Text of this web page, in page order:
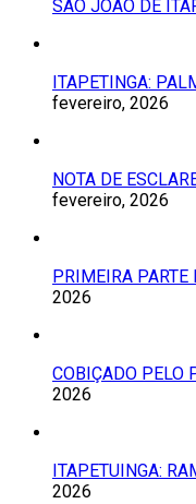
SÃO JOÃO DE
ITAPETINGA:
fevereiro, 2026
NOTA DE
fevereiro, 2026
PRIMEIRA PARTE
2026
COBIÇADO PELO
2026
ITAPETUINGA:
2026